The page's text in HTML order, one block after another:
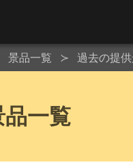
景品一覧 過去の提
一覧